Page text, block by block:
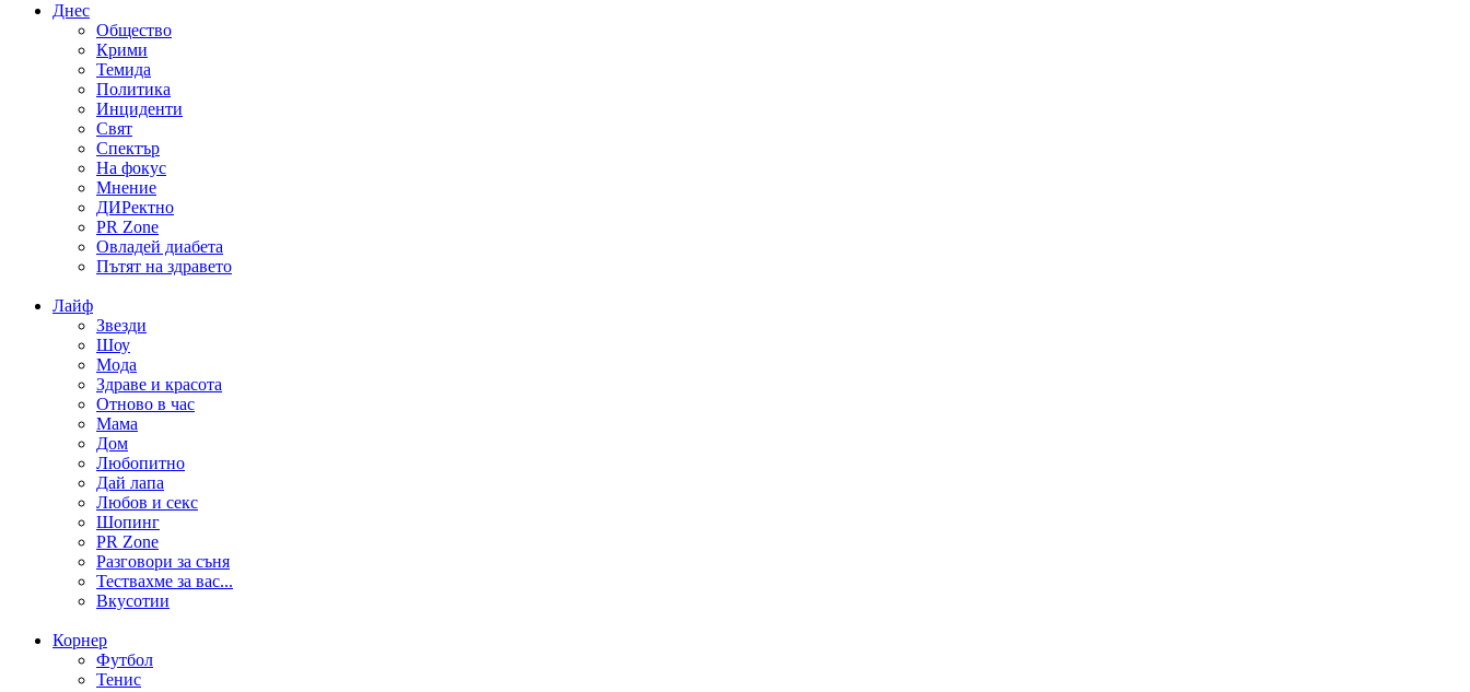
Днес
Общество
Крими
Темида
Политика
Инциденти
Свят
Спектър
На фокус
Мнение
ДИРектно
PR Zone
Овладей диабета
Пътят на здравето
Лайф
Звезди
Шоу
Мода
Здраве и красота
Отново в час
Мама
Дом
Любопитно
Дай лапа
Любов и секс
Шопинг
PR Zone
Разговори за съня
Тествахме за вас...
Вкусотии
Корнер
Футбол
Тенис